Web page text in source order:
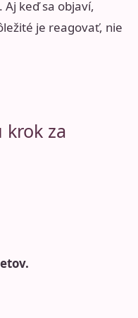
keď sa objaví,
je reagovať, nie
za